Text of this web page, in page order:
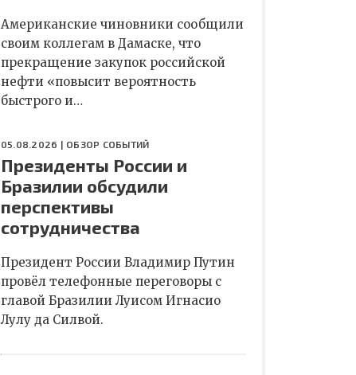
Американские чиновники сообщили
своим коллегам в Дамаске, что
прекращение закупок российской
нефти «повысит вероятность
быстрого и…
05.08.2026 | ОБЗОР СОБЫТИЙ
Президенты России и
Бразилии обсудили
перспективы
сотрудничества
Президент России Владимир Путин
провёл телефонные переговоры с
главой Бразилии Луисом Игнасио
Лулу да Силвой.